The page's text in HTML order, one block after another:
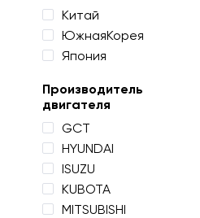
Китай
ЮжнаяКорея
Япония
Производитель
двигателя
GCT
HYUNDAI
ISUZU
KUBOTA
MITSUBISHI